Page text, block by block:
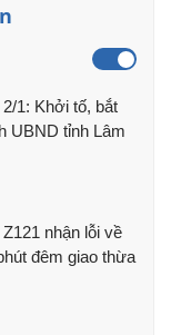
1: Khởi tố, bắt
UBND tỉnh Lâm
nhận lỗi về
đêm giao thừa